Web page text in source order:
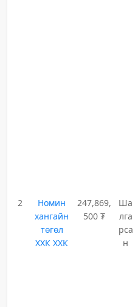
2
Номин
хангайн
төгөл
ХХК ХХК
247,869,
500 ₮
Ша
лга
рса
н